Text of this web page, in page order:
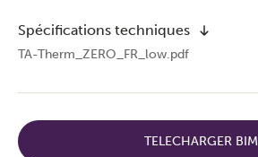
Spécifications techniques
TA-Therm_ZERO_FR_low.pdf
TELECHARGER BIM